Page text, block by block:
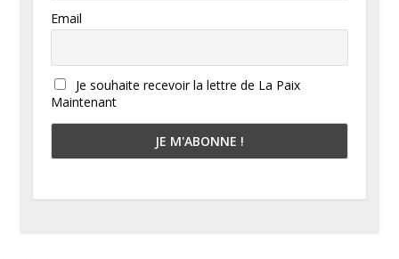
Email
Je souhaite recevoir la lettre de La Paix
Maintenant